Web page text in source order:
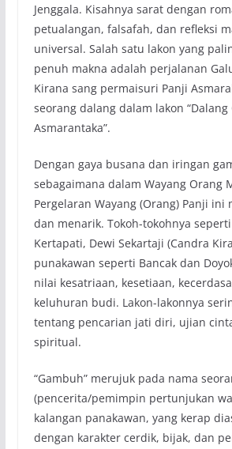
Jenggala. Kisahnya sarat dengan
petualangan, falsafah, dan refleksi
universal. Salah satu lakon yang
penuh makna adalah perjalanan
Kirana sang permaisuri Panji
seorang dalang dalam lakon “Dalang
Asmarantaka”.
Dengan gaya busana dan iringan
sebagaimana dalam Wayang Orang
Pergelaran Wayang (Orang) Panji ini
dan menarik. Tokoh-tokohnya
Kertapati, Dewi Sekartaji (Candra
punakawan seperti Bancak dan
nilai kesatriaan, kesetiaan,
keluhuran budi. Lakon-lakonnya
tentang pencarian jati diri, ujian
spiritual.
“Gambuh” merujuk pada nama
(pencerita/pemimpin pertunjukan
kalangan panakawan, yang kerap
dengan karakter cerdik, bijak, dan